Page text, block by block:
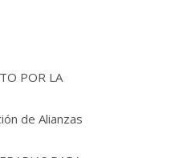
POR LA
de Alianzas